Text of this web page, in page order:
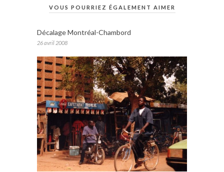
VOUS POURRIEZ ÉGALEMENT AIMER
Décalage Montréal-Chambord
26 avril 2008